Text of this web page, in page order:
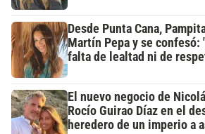
Desde Punta Cana,
Martín Pepa y se confesó:
falta de lealtad ni de
El nuevo negocio de
Rocío Guirao Díaz en el
heredero de un imperio a